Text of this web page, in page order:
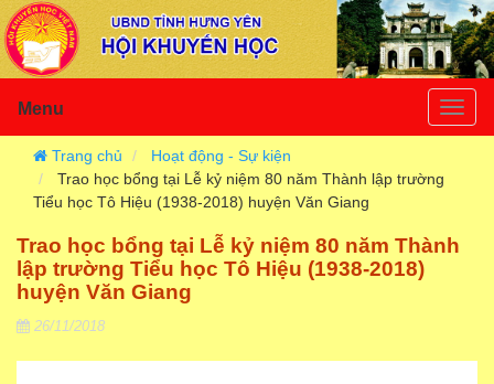
Menu
Trang chủ
Hoạt động - Sự kiện
Trao học bổng tại Lễ kỷ niệm 80 năm Thành lập trường
Tiểu học Tô Hiệu (1938-2018) huyện Văn Giang
Trao học bổng tại Lễ kỷ niệm 80 năm Thành
lập trường Tiểu học Tô Hiệu (1938-2018)
huyện Văn Giang
26/11/2018